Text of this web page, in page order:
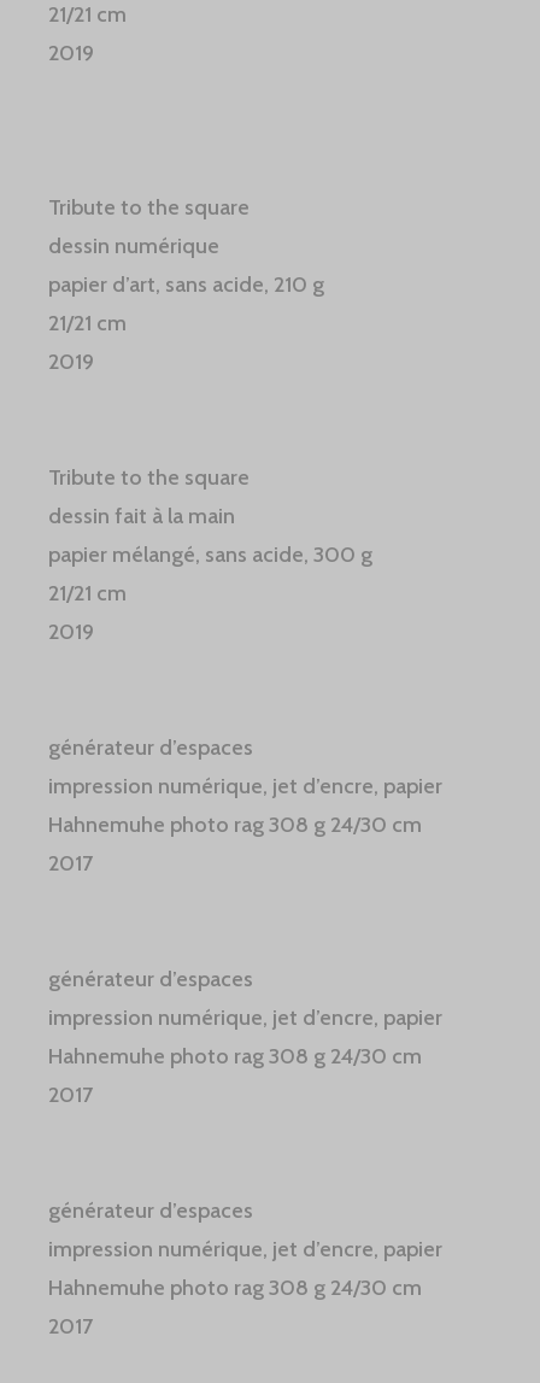
21/21 cm
2019
Tribute to the square
dessin numérique
papier d’art, sans acide, 210 g
21/21 cm
2019
Tribute to the square
dessin fait à la main
papier mélangé, sans acide, 300 g
21/21 cm
2019
générateur d’espaces
impression numérique, jet d’encre, papier
Hahnemuhe photo rag 308 g 24/30 cm
2017
générateur d’espaces
impression numérique, jet d’encre, papier
Hahnemuhe photo rag 308 g 24/30 cm
2017
générateur d’espaces
impression numérique, jet d’encre, papier
Hahnemuhe photo rag 308 g 24/30 cm
2017